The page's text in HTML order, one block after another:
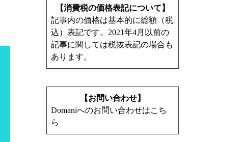
【消費税の価格表記について】
記事内の価格は基本的に総額（税
込）表記です。2021年4月以前の
記事に関しては税抜表記の場合も
あります。
【お問い合わせ】
Domaniへのお問い合わせはこち
ら